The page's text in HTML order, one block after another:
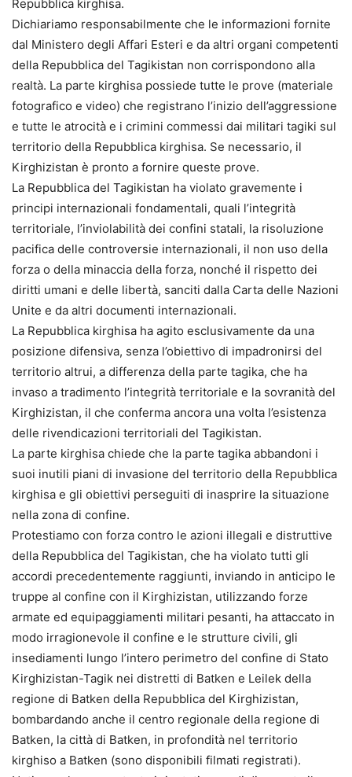
Repubblica kirghisa.
Dichiariamo responsabilmente che le informazioni fornite
dal Ministero degli Affari Esteri e da altri organi competenti
della Repubblica del Tagikistan non corrispondono alla
realtà. La parte kirghisa possiede tutte le prove (materiale
fotografico e video) che registrano l’inizio dell’aggressione
e tutte le atrocità e i crimini commessi dai militari tagiki sul
territorio della Repubblica kirghisa. Se necessario, il
Kirghizistan è pronto a fornire queste prove.
La Repubblica del Tagikistan ha violato gravemente i
principi internazionali fondamentali, quali l’integrità
territoriale, l’inviolabilità dei confini statali, la risoluzione
pacifica delle controversie internazionali, il non uso della
forza o della minaccia della forza, nonché il rispetto dei
diritti umani e delle libertà, sanciti dalla Carta delle Nazioni
Unite e da altri documenti internazionali.
La Repubblica kirghisa ha agito esclusivamente da una
posizione difensiva, senza l’obiettivo di impadronirsi del
territorio altrui, a differenza della parte tagika, che ha
invaso a tradimento l’integrità territoriale e la sovranità del
Kirghizistan, il che conferma ancora una volta l’esistenza
delle rivendicazioni territoriali del Tagikistan.
La parte kirghisa chiede che la parte tagika abbandoni i
suoi inutili piani di invasione del territorio della Repubblica
kirghisa e gli obiettivi perseguiti di inasprire la situazione
nella zona di confine.
Protestiamo con forza contro le azioni illegali e distruttive
della Repubblica del Tagikistan, che ha violato tutti gli
accordi precedentemente raggiunti, inviando in anticipo le
truppe al confine con il Kirghizistan, utilizzando forze
armate ed equipaggiamenti militari pesanti, ha attaccato in
modo irragionevole il confine e le strutture civili, gli
insediamenti lungo l’intero perimetro del confine di Stato
Kirghizistan-Tagik nei distretti di Batken e Leilek della
regione di Batken della Repubblica del Kirghizistan,
bombardando anche il centro regionale della regione di
Batken, la città di Batken, in profondità nel territorio
kirghiso a Batken (sono disponibili filmati registrati).